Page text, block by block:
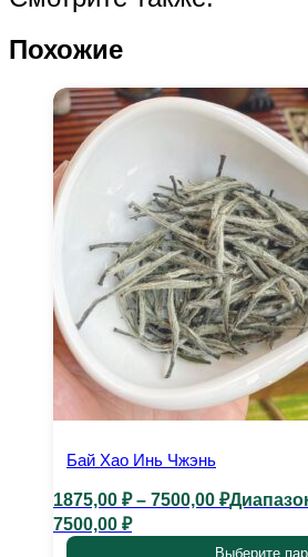
Похожие
Бай Хао Инь Чжэнь
1875,00 ₽ – 7500,00 ₽
7500,00 ₽
Выберите